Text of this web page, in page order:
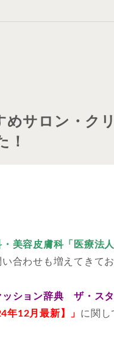
めサロン・ク
！
・美容皮膚科「医療
合わせも増えてきて
ッション辞典 ザ・ス
年12月最新】」 に関し